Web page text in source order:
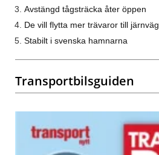
Avstängd tågsträcka åter öppen
De vill flytta mer trävaror till järnväg
Stabilt i svenska hamnarna
Transportbilsguiden